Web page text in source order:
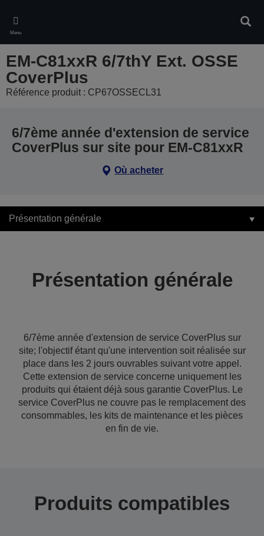
main
content
Menu
EM-C81xxR 6/7thY Ext. OSSE
CoverPlus
Référence produit : CP67OSSECL31
6/7ème année d'extension de service
CoverPlus sur site pour EM-C81xxR
Où acheter
Présentation générale
Présentation générale
6/7ème année d'extension de service CoverPlus sur
site; l'objectif étant qu'une intervention soit réalisée sur
place dans les 2 jours ouvrables suivant votre appel.
Cette extension de service concerne uniquement les
produits qui étaient déjà sous garantie CoverPlus. Le
service CoverPlus ne couvre pas le remplacement des
consommables, les kits de maintenance et les pièces
en fin de vie.
Produits compatibles